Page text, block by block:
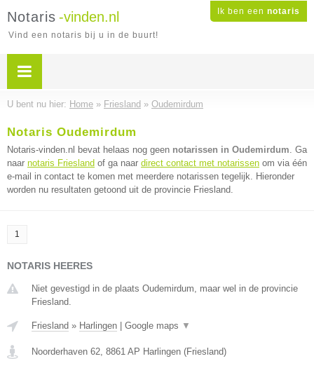
Ik ben een notaris
Notaris -vinden.nl
Vind een notaris bij u in de buurt!
U bent nu hier: Home » Friesland » Oudemirdum
Notaris Oudemirdum
Notaris-vinden.nl bevat helaas nog geen notarissen in Oudemirdum. Ga
naar notaris Friesland of ga naar direct contact met notarissen om via één
e-mail in contact te komen met meerdere notarissen tegelijk. Hieronder
worden nu resultaten getoond uit de provincie Friesland.
1
NOTARIS HEERES
Niet gevestigd in de plaats Oudemirdum, maar wel in de provincie
Friesland.
Friesland » Harlingen Google maps ▼
Noorderhaven 62, 8861 AP Harlingen (Friesland)